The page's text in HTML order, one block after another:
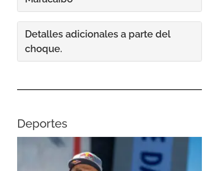
Detalles adicionales a parte del
choque.
Deportes